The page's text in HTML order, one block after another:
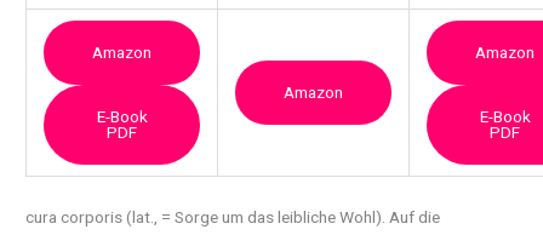
Amazon
E-Book
PDF
Amazon
Amazon
E-Book
PDF
cura corporis (lat., = Sorge um das leibliche Wohl). Auf die